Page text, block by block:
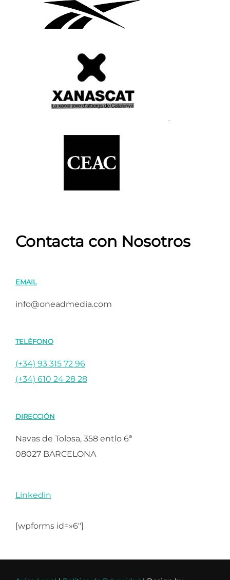
Contacta con Nosotros
EMAIL
info@oneadmedia.com
TELÉFONO
(+34) 93 315 72 96
(+34) 610 24 28 28
DIRECCIÓN
Navas de Tolosa, 358 entlo 6ª
08027 BARCELONA
Linkedin
[wpforms id=»6″]